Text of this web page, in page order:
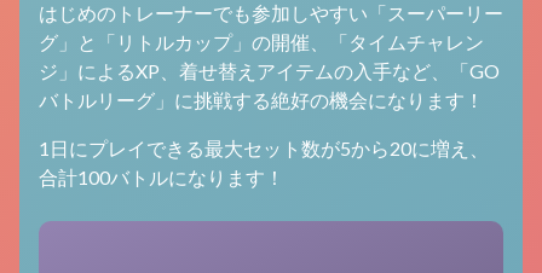
はじめのトレーナーでも参加しやすい「スーパーリー
グ」と「リトルカップ」の開催、「タイムチャレン
ジ」によるXP、着せ替えアイテムの入手など、「GO
バトルリーグ」に挑戦する絶好の機会になります！
1日にプレイできる最大セット数が5から20に増え、
合計100バトルになります！